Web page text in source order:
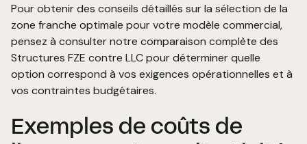
Pour obtenir des conseils détaillés sur la sélection de la
zone franche optimale pour votre modèle commercial,
pensez à consulter notre comparaison complète des
Structures FZE contre LLCpour déterminer quelle
option correspond à vos exigences opérationnelles et à
vos contraintes budgétaires.
Exemples de coûts de